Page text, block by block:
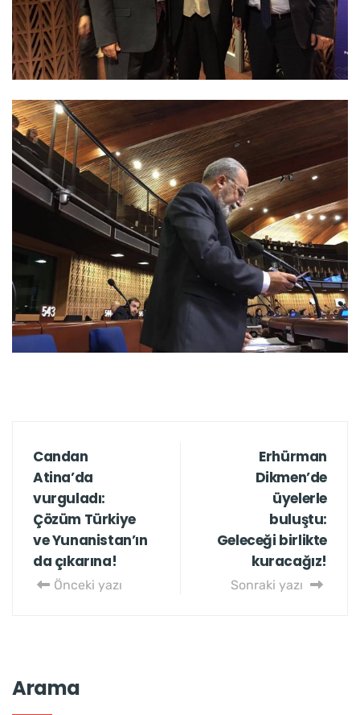
Candan
Atina’da
vurguladı:
Çözüm Türkiye
ve Yunanistan’ın
da çıkarına!
Önceki yazı
Erhürman
Dikmen’de
üyelerle
buluştu:
Geleceği birlikte
kuracağız!
Sonraki yazı
Arama